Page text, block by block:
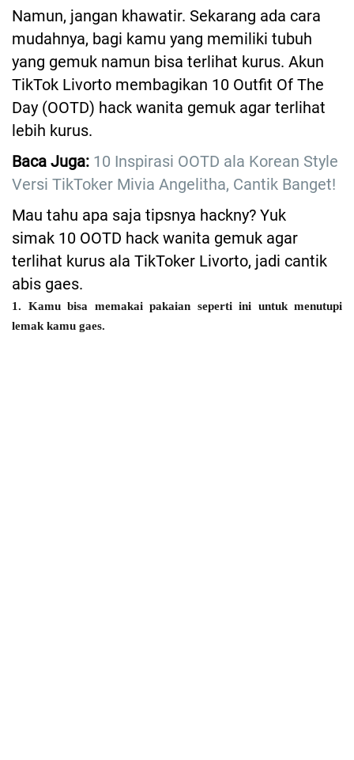
Namun, jangan khawatir. Sekarang ada cara
mudahnya, bagi kamu yang memiliki tubuh
yang gemuk namun bisa terlihat kurus. Akun
TikTok Livorto membagikan 10 Outfit Of The
Day (OOTD) hack wanita gemuk agar terlihat
lebih kurus.
Baca Juga: 10 Inspirasi OOTD ala Korean Style
Versi TikToker Mivia Angelitha, Cantik Banget!
Mau tahu apa saja tipsnya hackny? Yuk
simak 10 OOTD hack wanita gemuk agar
terlihat kurus ala TikToker Livorto, jadi cantik
abis gaes.
1. Kamu bisa memakai pakaian seperti ini untuk menutupi
lemak kamu gaes.